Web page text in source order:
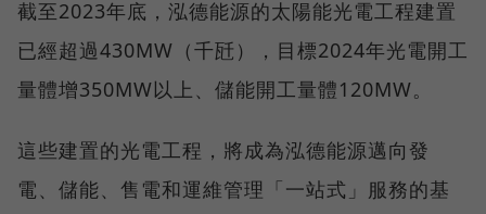
截至2023年底，泓德能源的太陽能光電工程建置
已經超過430MW（千瓩），目標2024年光電開工
量體增350MW以上、儲能開工量體120MW。
這些建置的光電工程，將成為泓德能源邁向發
電、儲能、售電和運維管理「一站式」服務的基